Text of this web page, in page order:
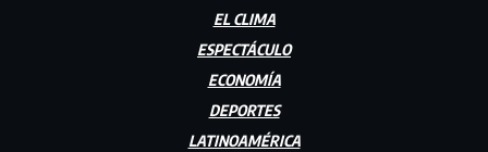
EL CLIMA
ESPECTÁCULO
ECONOMÍA
DEPORTES
LATINOAMÉRICA